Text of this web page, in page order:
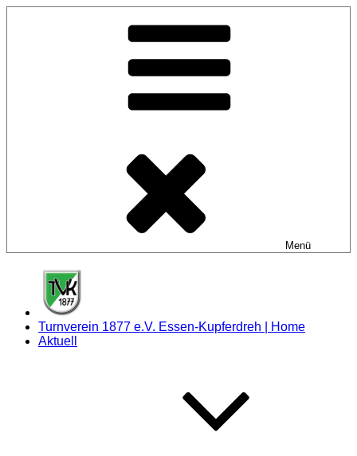
Menü
Turnverein 1877 e.V. Essen-Kupferdreh | Home
Aktuell